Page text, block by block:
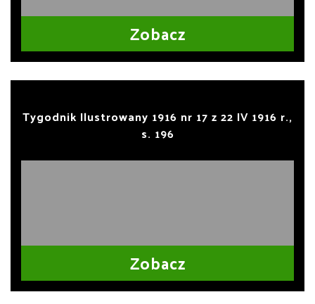
Zobacz
Tygodnik Ilustrowany 1916 nr 17 z 22 IV 1916 r.,
s. 196
Zobacz